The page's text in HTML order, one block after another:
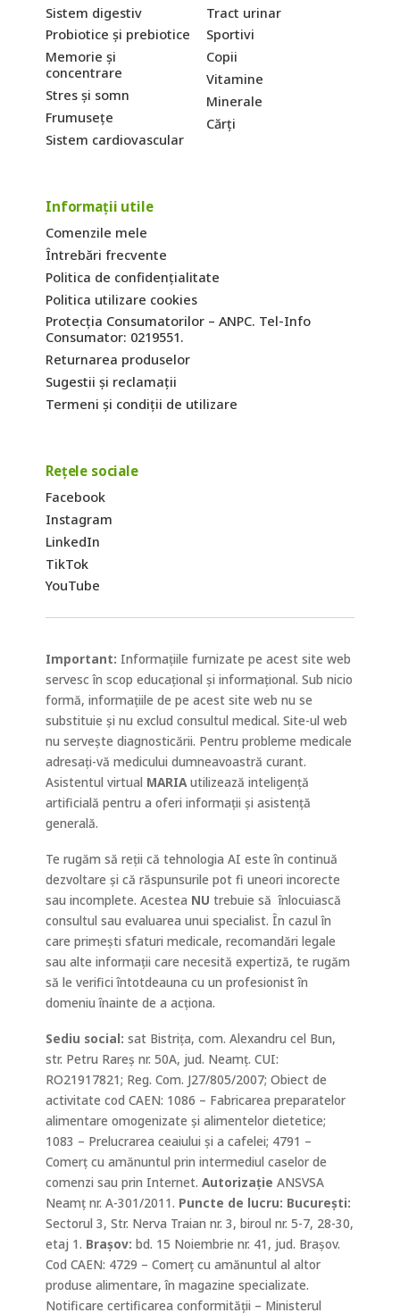
Sistem digestiv
Probiotice și prebiotice
Memorie și
concentrare
Stres și somn
Frumusețe
Sistem cardiovascular
Tract urinar
Sportivi
Copii
Vitamine
Minerale
Cărți
Informații utile
Comenzile mele
Întrebări frecvente
Politica de confidențialitate
Politica utilizare cookies
Protecția Consumatorilor – ANPC. Tel-Info
Consumator: 0219551.
Returnarea produselor
Sugestii și reclamații
Termeni și condiții de utilizare
Rețele sociale
Facebook
Instagram
LinkedIn
TikTok
YouTube
Important: Informațiile furnizate pe acest site web
servesc în scop educațional și informațional. Sub nicio
formă, informațiile de pe acest site web nu se
substituie și nu exclud consultul medical. Site-ul web
nu servește diagnosticării. Pentru probleme medicale
adresați-vă medicului dumneavoastră curant.
Asistentul virtual MARIAutilizează inteligență
artificială pentru a oferi informații și asistență
generală.
Te rugăm să reții că tehnologia AI este în continuă
dezvoltare și că răspunsurile pot fi uneori incorecte
sau incomplete. Acestea NU trebuie să înlocuiască
consultul sau evaluarea unui specialist. În cazul în
care primești sfaturi medicale, recomandări legale
sau alte informații care necesită expertiză, te rugăm
să le verifici întotdeauna cu un profesionist în
domeniu înainte de a acționa.
Sediu social: sat Bistrița, com. Alexandru cel Bun,
str. Petru Rareș nr. 50A, jud. Neamț. CUI:
RO21917821; Reg. Com. J27/805/2007; Obiect de
activitate cod CAEN: 1086 – Fabricarea preparatelor
alimentare omogenizate și alimentelor dietetice;
1083 – Prelucrarea ceaiului și a cafelei; 4791 –
Comerţ cu amănuntul prin intermediul caselor de
comenzi sau prin Internet. Autorizație ANSVSA
Neamț nr. A-301/2011. Puncte de lucru: Bucureşti:
Sectorul 3, Str. Nerva Traian nr. 3, biroul nr. 5-7, 28-30,
etaj 1. Braşov: bd. 15 Noiembrie nr. 41, jud. Braşov.
Cod CAEN: 4729 – Comerț cu amănuntul al altor
produse alimentare, în magazine specializate.
Notificare certificarea conformității – Ministerul